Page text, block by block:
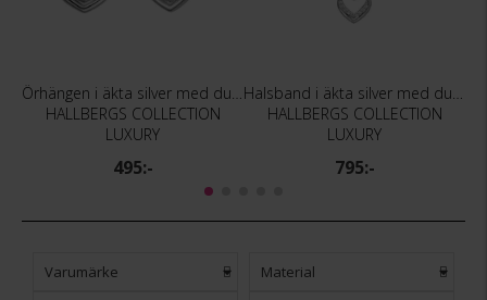
Örhängen i äkta silver med dubbla hjärtan
HALLBERGS COLLECTION
LUXURY
495:-
Halsband i äkta silver med dubbla hjärtan
HALLBERGS COLLECTION
LUXURY
795:-
Varumärke Material